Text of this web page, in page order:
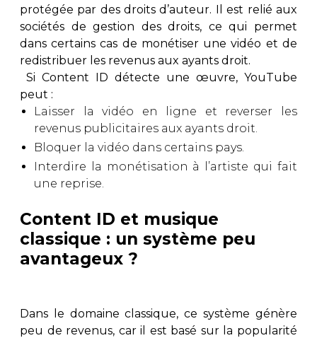
protégée par des droits d’auteur. Il est relié aux
sociétés de gestion des droits, ce qui permet
dans certains cas de monétiser une vidéo et de
redistribuer les revenus aux ayants droit.
Si Content ID détecte une œuvre, YouTube
peut :
Laisser la vidéo en ligne et reverser les
revenus publicitaires aux ayants droit.
Bloquer la vidéo dans certains pays.
Interdire la monétisation à l’artiste qui fait
une reprise.
Content ID et musique
classique : un système peu
avantageux ?
Dans le domaine classique, ce système génère
peu de revenus, car il est basé sur la popularité